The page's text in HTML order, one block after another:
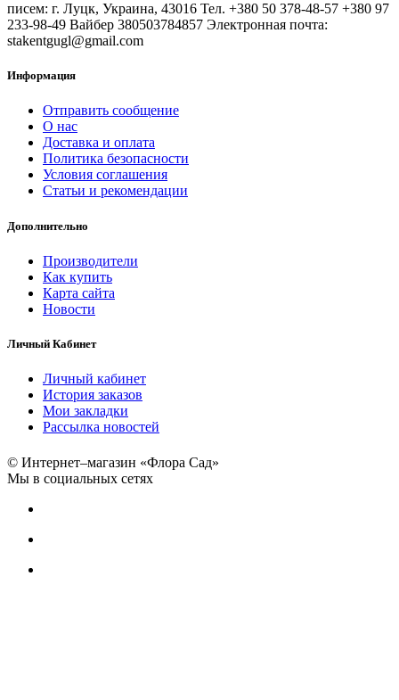
писем: г. Луцк, Украина, 43016 Тел. +380 50 378-48-57 +380 97
233-98-49 Вайбер 380503784857 Электронная почта:
stakentgugl@gmail.com
Информация
Отправить сообщение
О нас
Доставка и оплата
Политика безопасности
Условия соглашения
Статьи и рекомендации
Дополнительно
Производители
Как купить
Карта сайта
Новости
Личный Кабинет
Личный кабинет
История заказов
Мои закладки
Рассылка новостей
© Интернет–магазин «Флора Сад»
Мы в социальных сетях